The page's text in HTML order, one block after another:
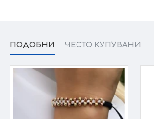
ПОДОБНИ ЧЕСТО КУПУВАНИ